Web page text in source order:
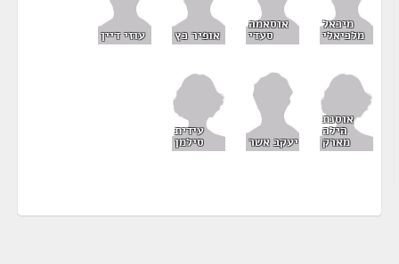
מיכאל
מלכיאלי
אוסאמה
סעדי אופיר כץ עוזי דיין
אוסנת
הילה
מארק יעקב אשר
עידית
סילמן